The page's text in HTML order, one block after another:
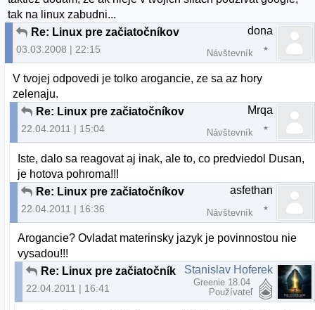
tak na linux zabudni...
Re: Linux pre začiatočníkov
03.03.2008 | 22:15
dona
Návštevník
V tvojej odpovedi je tolko arogancie, ze sa az hory
zelenaju.
Re: Linux pre začiatočníkov
22.04.2011 | 15:04
Mrqa
Návštevník
Iste, dalo sa reagovat aj inak, ale to, co predviedol Dusan,
je hotova pohroma!!!
Re: Linux pre začiatočníkov
22.04.2011 | 16:36
asfethan
Návštevník
Arogancie? Ovladat materinsky jazyk je povinnostou nie
vysadou!!!
Re: Linux pre začiatočníkov
22.04.2011 | 16:41
Stanislav Hoferek
Greenie 18.04
Používateľ